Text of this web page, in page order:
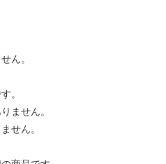
ん。
。
ません。
せん。